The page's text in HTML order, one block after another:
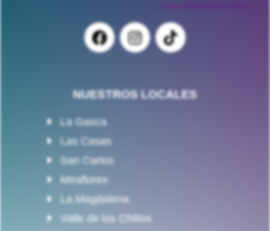
NUESTROS LOCALES
La Gasca
Las Casas
San Carlos
Miraflores
La Magdalena
Valle de los Chillos